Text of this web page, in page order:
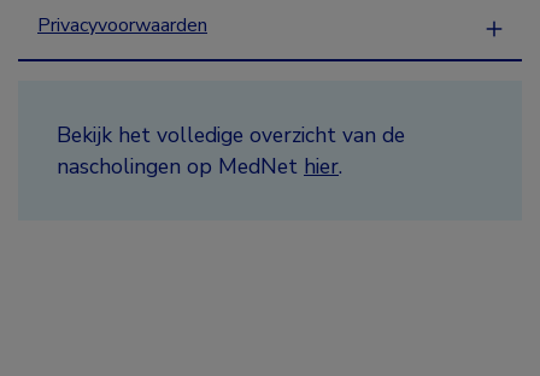
Privacyvoorwaarden
Bekijk het volledige overzicht van de
nascholingen op MedNet hier.